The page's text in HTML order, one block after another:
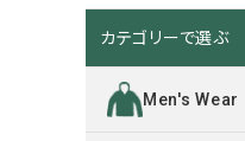
カテゴリーで選ぶ
Men's Wear